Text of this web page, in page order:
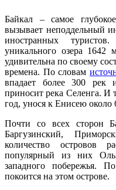
Байкал – самое
вызывает неподдельный
иностранных
уникального озера 1642
удивительна по своему
времена. По словам
впадает более 300 рек
приносит река Селенга. И
год, унося к Енисею около
Почти со всех сторон
Баргузинский,
количество островов
популярный из них
западного побережья.
покоится на этом острове.